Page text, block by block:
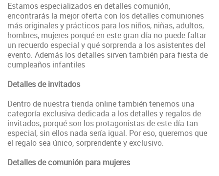
Estamos especializados en detalles comunión,
encontrarás la mejor oferta con los detalles comuniones
más originales y prácticos para los niños, niñas, adultos,
hombres, mujeres porqué en este gran día no puede faltar
un recuerdo especial y qué sorprenda a los asistentes del
evento. Además los detalles sirven también para fiesta de
cumpleaños infantiles
Detalles de invitados
Dentro de nuestra tienda online también tenemos una
categoría exclusiva dedicada a los detalles y regalos de
invitados, porqué son los protagonistas de este día tan
especial, sin ellos nada sería igual. Por eso, queremos que
el regalo sea único, sorprendente y exclusivo.
Detalles de comunión para mujeres